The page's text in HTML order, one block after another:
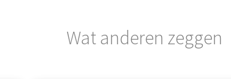
Wat anderen zeggen